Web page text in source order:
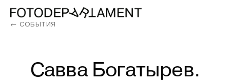
← СОБЫТИЯ
Савва Богатырев.